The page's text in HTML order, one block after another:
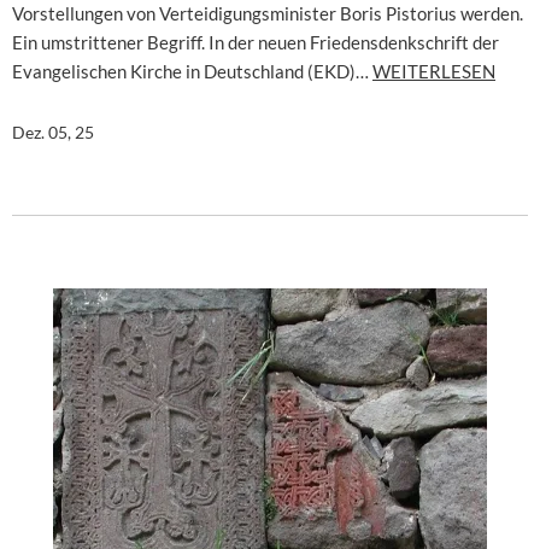
Vorstellungen von Verteidigungsminister Boris Pistorius werden.
Ein umstrittener Begriff. In der neuen Friedensdenkschrift der
Evangelischen Kirche in Deutschland (EKD)… WEITERLESEN
Dez. 05, 25